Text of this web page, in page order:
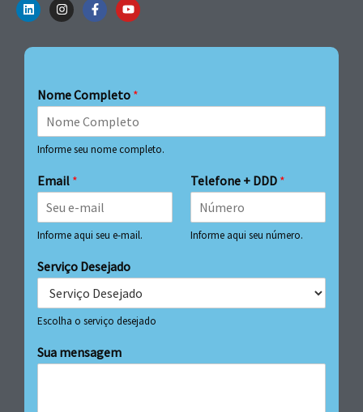
Nome Completo *
Informe seu nome completo.
Email *
Informe aqui seu e-mail.
Telefone + DDD *
Informe aqui seu número.
Serviço Desejado
Escolha o serviço desejado
Sua mensagem